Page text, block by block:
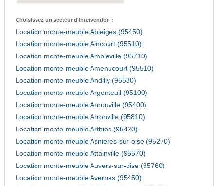
Choisissez un secteur d'intervention :
Location monte-meuble Ableiges (95450)
Location monte-meuble Aincourt (95510)
Location monte-meuble Ambleville (95710)
Location monte-meuble Amenucourt (95510)
Location monte-meuble Andilly (95580)
Location monte-meuble Argenteuil (95100)
Location monte-meuble Arnouville (95400)
Location monte-meuble Arronville (95810)
Location monte-meuble Arthies (95420)
Location monte-meuble Asnieres-sur-oise (95270)
Location monte-meuble Attainville (95570)
Location monte-meuble Auvers-sur-oise (95760)
Location monte-meuble Avernes (95450)